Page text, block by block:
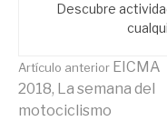
Descubre
Seguir
Artículo anterior EICMA
2018, La semana del
motociclismo